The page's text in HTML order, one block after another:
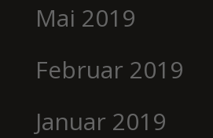
Mai 2019
Februar 2019
Januar 2019